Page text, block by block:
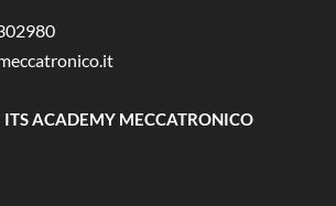
ACADEMY MECCATRONICO